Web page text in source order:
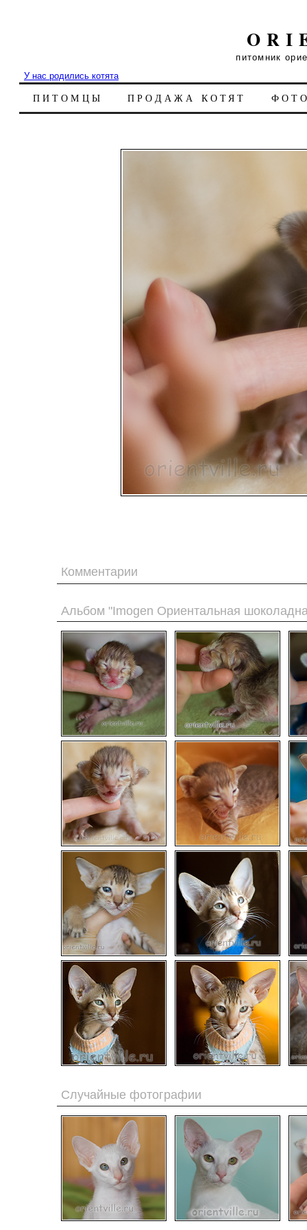
питомник
У нас родились котята
ПИТОМЦЫ ПРОДАЖА КОТЯТ
Комментарии
Альбом "Imogen Ориентальная
Случайные фотографии